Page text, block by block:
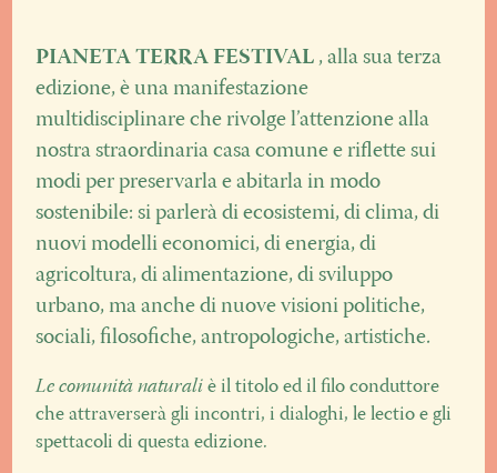
PIANETA TERRA FESTIVAL , alla sua terza
edizione, è una manifestazione
multidisciplinare che rivolge l’attenzione alla
nostra straordinaria casa comune e riflette sui
modi per preservarla e abitarla in modo
sostenibile: si parlerà di ecosistemi, di clima, di
nuovi modelli economici, di energia, di
agricoltura, di alimentazione, di sviluppo
urbano, ma anche di nuove visioni politiche,
sociali, filosofiche, antropologiche, artistiche.
Le comunità naturali è il titolo ed il filo conduttore
che attraverserà gli incontri, i dialoghi, le lectio e gli
spettacoli di questa edizione.